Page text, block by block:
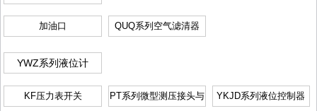
加油口 QUQ系列空气滤清器
YWZ系列液位计
KF压力表开关
PT系列微型测压接头与
YKJD系列液位控制器